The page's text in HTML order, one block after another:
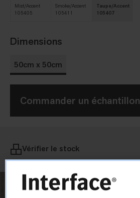
Mist/Accent
105405
Smoke/Accent
105411
Taupe/Accent
105407
Dimensions
50cm x 50cm
Commander un échantillon
Vérifier le stock